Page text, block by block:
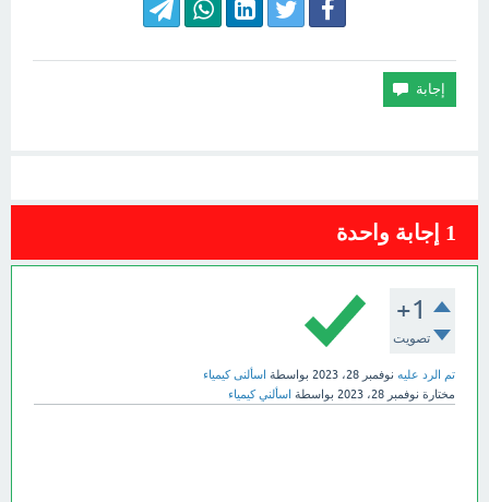
1 إجابة واحدة
+1
تصويت
تم الرد عليه نوفمبر 28، 2023 بواسطة اسألنى كيمياء
مختارة نوفمبر 28، 2023 بواسطة اسألني كيمياء